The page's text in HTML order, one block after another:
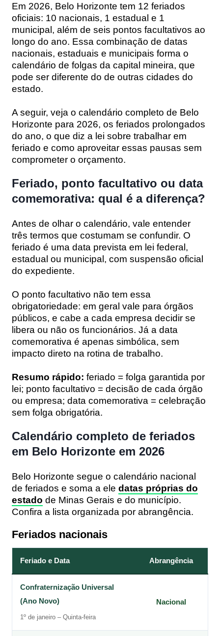
Em 2026, Belo Horizonte tem 12 feriados
oficiais: 10 nacionais, 1 estadual e 1
municipal, além de seis pontos facultativos ao
longo do ano. Essa combinação de datas
nacionais, estaduais e municipais forma o
calendário de folgas da capital mineira, que
pode ser diferente do de outras cidades do
estado.
A seguir, veja o calendário completo de Belo
Horizonte para 2026, os feriados prolongados
do ano, o que diz a lei sobre trabalhar em
feriado e como aproveitar essas pausas sem
comprometer o orçamento.
Feriado, ponto facultativo ou data
comemorativa: qual é a diferença?
Antes de olhar o calendário, vale entender
três termos que costumam se confundir. O
feriado é uma data prevista em lei federal,
estadual ou municipal, com suspensão oficial
do expediente.
O ponto facultativo não tem essa
obrigatoriedade: em geral vale para órgãos
públicos, e cabe a cada empresa decidir se
libera ou não os funcionários. Já a data
comemorativa é apenas simbólica, sem
impacto direto na rotina de trabalho.
Resumo rápido: feriado = folga garantida por
lei; ponto facultativo = decisão de cada órgão
ou empresa; data comemorativa = celebração
sem folga obrigatória.
Calendário completo de feriados
em Belo Horizonte em 2026
Belo Horizonte segue o calendário nacional
de feriados e soma a ele datas próprias do
estado de Minas Gerais e do município.
Confira a lista organizada por abrangência.
Feriados nacionais
Feriado e Data Abrangência
Confraternização Universal
(Ano Novo)
1º de janeiro – Quinta-feira
Nacional